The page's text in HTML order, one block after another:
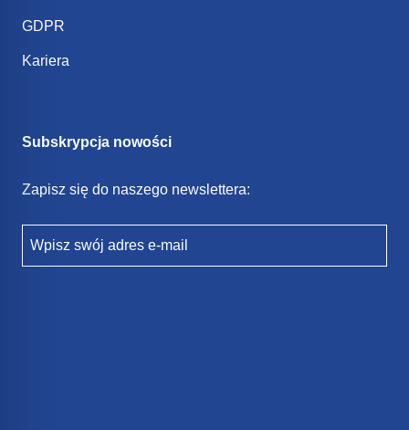
GDPR
Kariera
Subskrypcja nowości
Zapisz się do naszego newslettera:
Wpisz swój adres e-mail